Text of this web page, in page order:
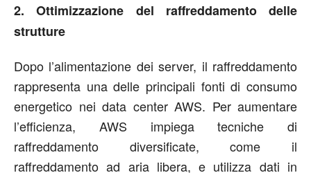
2. Ottimizzazione del raffreddamento delle
strutture
Dopo l’alimentazione dei server, il raffreddamento
rappresenta una delle principali fonti di consumo
energetico nei data center AWS. Per aumentare
l’efficienza, AWS impiega tecniche di
raffreddamento diversificate, come il
raffreddamento ad aria libera, e utilizza dati in